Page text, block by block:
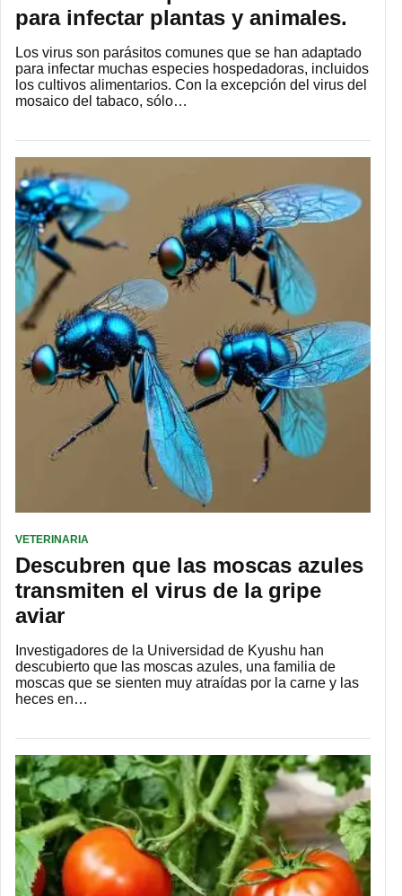
para infectar plantas y animales.
Los virus son parásitos comunes que se han adaptado
para infectar muchas especies hospedadoras, incluidos
los cultivos alimentarios. Con la excepción del virus del
mosaico del tabaco, sólo…
VETERINARIA
Descubren que las moscas azules
transmiten el virus de la gripe
aviar
Investigadores de la Universidad de Kyushu han
descubierto que las moscas azules, una familia de
moscas que se sienten muy atraídas por la carne y las
heces en…